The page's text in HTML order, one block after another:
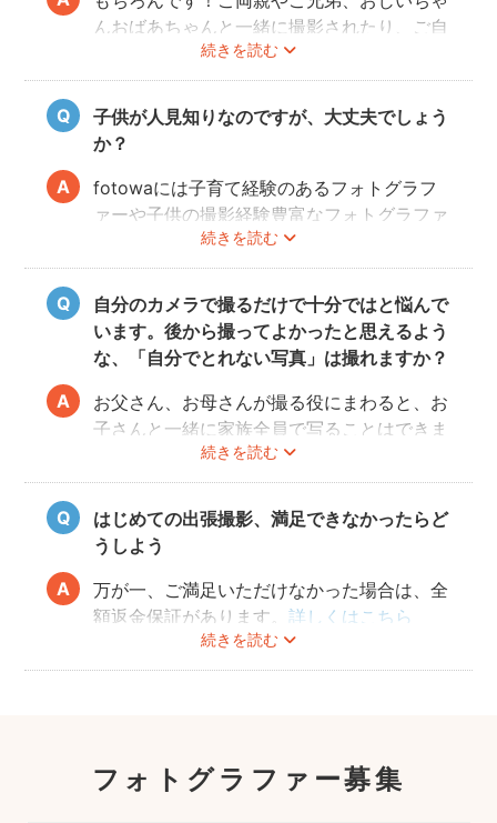
続きを読む
んおばあちゃんと一緒に撮影されたり、ご自
宅で開くお誕生日会の様子を撮影される方も
いらっしゃいます。
子供が人見知りなのですが、大丈夫でしょう
か？
続きを読む
fotowaには子育て経験のあるフォトグラフ
ァーや子供の撮影経験豊富なフォトグラファ
ーもたくさん登録しています！ぜひ相談して
みてください。
また、フォトグラファー募集機能で人見知り
のお子様の撮影が得意なフォトグラファーを
募集してみるのもおすすめです。
自分のカメラで撮るだけで十分ではと悩んで
います。後から撮ってよかったと思えるよう
な、「自分でとれない写真」は撮れますか？
続きを読む
お父さん、お母さんが撮る役にまわると、お
子さんと一緒に家族全員で写ることはできま
せんし、プロの機材や構図ならではのクオリ
ティもあります。
10年後、20年後に見返して、撮ってよかっ
たと思っていただける写真をお届けします。
はじめての出張撮影、満足できなかったらど
うしよう
続きを読む
万が一、ご満足いただけなかった場合は、全
額返金保証があります。詳しくはこちら
フォトグラファー募集